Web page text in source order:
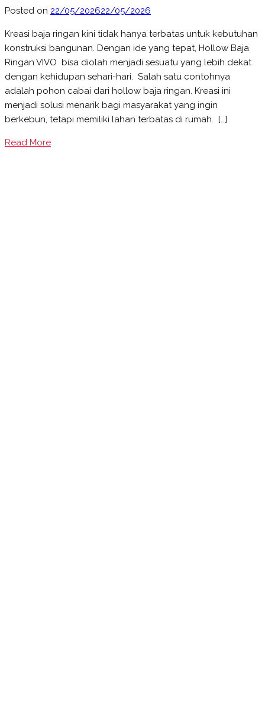
Posted on 22/05/202622/05/2026
Kreasi baja ringan kini tidak hanya terbatas untuk kebutuhan
konstruksi bangunan. Dengan ide yang tepat, Hollow Baja
Ringan VIVO bisa diolah menjadi sesuatu yang lebih dekat
dengan kehidupan sehari-hari. Salah satu contohnya
adalah pohon cabai dari hollow baja ringan. Kreasi ini
menjadi solusi menarik bagi masyarakat yang ingin
berkebun, tetapi memiliki lahan terbatas di rumah. […]
Read More